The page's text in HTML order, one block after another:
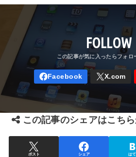
FOLLOW
この記事のシェアはこちら
ポスト シェア は